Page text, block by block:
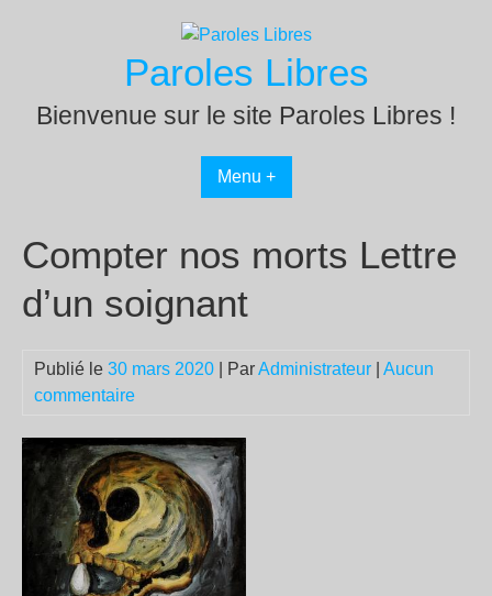
Paroles Libres
Bienvenue sur le site Paroles Libres !
Menu +
Compter nos morts Lettre
d’un soignant
Publié le 30 mars 2020 | ParAdministrateur
Aucun
commentaire